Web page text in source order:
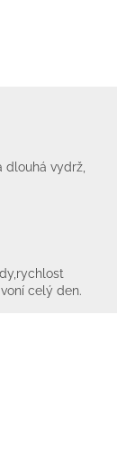
dlouhá vydrž,
celý den.